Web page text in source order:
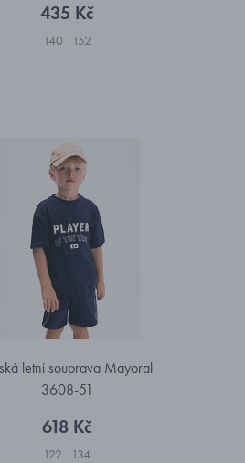
435 Kč
140 152
letní souprava Mayoral
3608-51
618 Kč
122 134